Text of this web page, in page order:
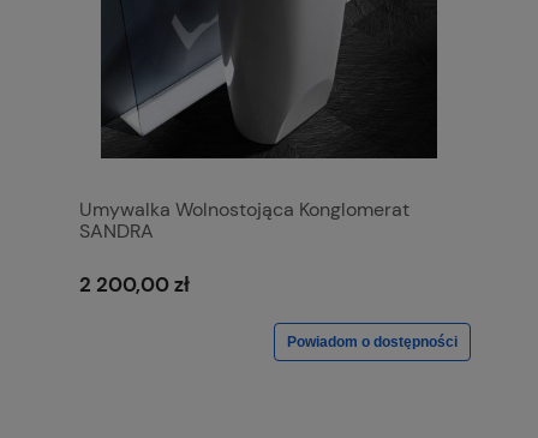
Umywalka Wolnostojąca Konglomerat
SANDRA
2 200,00 zł
Powiadom o dostępności